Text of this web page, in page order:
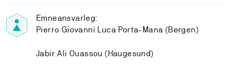
Emneansvarleg:
Pierro Giovanni Luca Porta-Mana (Bergen)
Jabir Ali Ouassou (Haugesund)